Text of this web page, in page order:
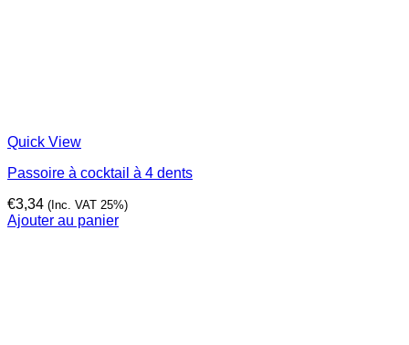
Quick View
Passoire à cocktail à 4 dents
€3,34 (Inc. VAT 25%)
Ajouter au panier